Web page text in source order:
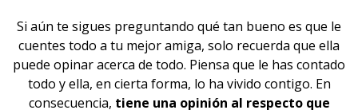
Si aún te sigues preguntando qué tan bueno es que le
cuentes todo a tu mejoramiga, solo recuerda que ella
puede opinar acerca de todo. Piensa que le has contado
todo y ella, en cierta forma, lo ha vivido contigo. En
consecuencia, tiene una opinión al respecto que